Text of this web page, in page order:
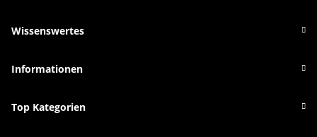
Wissenswertes
Informationen
Top Kategorien